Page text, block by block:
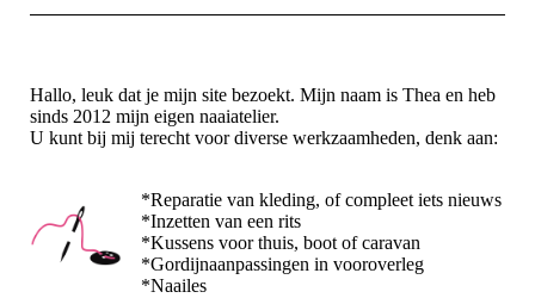
Hallo, leuk dat je mijn site bezoekt. Mijn naam is Thea en heb
sinds 2012 mijn eigen naaiatelier.
U kunt bij mij terecht voor diverse werkzaamheden, denk aan:
*Reparatie van kleding, of compleet iets nieuws
*Inzetten van een rits
*Kussens voor thuis, boot of caravan
*Gordijnaanpassingen in vooroverleg
*Naailes